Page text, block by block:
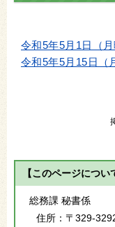
令和5年5月1日（
令和5年5月15日（
【このページについ
総務課 秘書係
住所： 〒329-